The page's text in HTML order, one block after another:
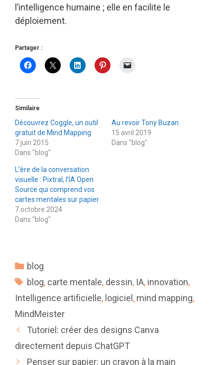
l’intelligence humaine ; elle en facilite le
déploiement.
Partager :
Similaire
Découvrez Coggle, un outil
gratuit de Mind Mapping
7 juin 2015
Dans "blog"
Au revoir Tony Buzan
15 avril 2019
Dans "blog"
L’ère de la conversation
visuelle : Pixtral, l’IA Open
Source qui comprend vos
cartes mentales sur papier
7 octobre 2024
Dans "blog"
Catégories
blog
Étiquettes
blog, carte mentale, dessin, IA, innovation,
Intelligence artificielle, logiciel , mind mapping,
MindMeister
Tutoriel: créer des designs Canva
directement depuis ChatGPT
Penser sur papier: un crayon à la main